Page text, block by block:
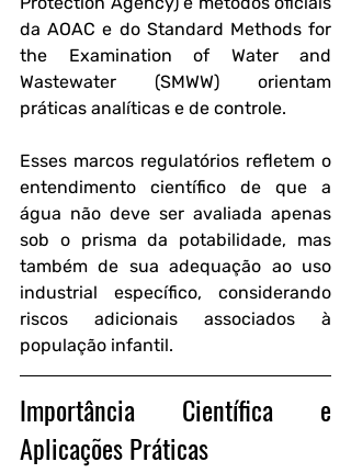
da AOAC e do Standard Methods for
the Examination of Water and
Wastewater (SMWW) orientam
práticas analíticas e de controle.
Esses marcos regulatórios refletem o
entendimento científico de que a
água não deve ser avaliada apenas
sob o prisma da potabilidade, mas
também de sua adequação ao uso
industrial específico, considerando
riscos adicionais associados à
população infantil.
Importância Científica e
Aplicações Práticas